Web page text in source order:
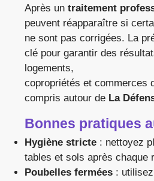
Après un traitement
peuvent réapparaître si
ne sont pas corrigées. La
clé pour garantir des
logements,
copropriétés et commerces
compris autour de La
Bonnes pratiques
Hygiène stricte : nettoyez
tables et sols après chaque
Poubelles fermées :